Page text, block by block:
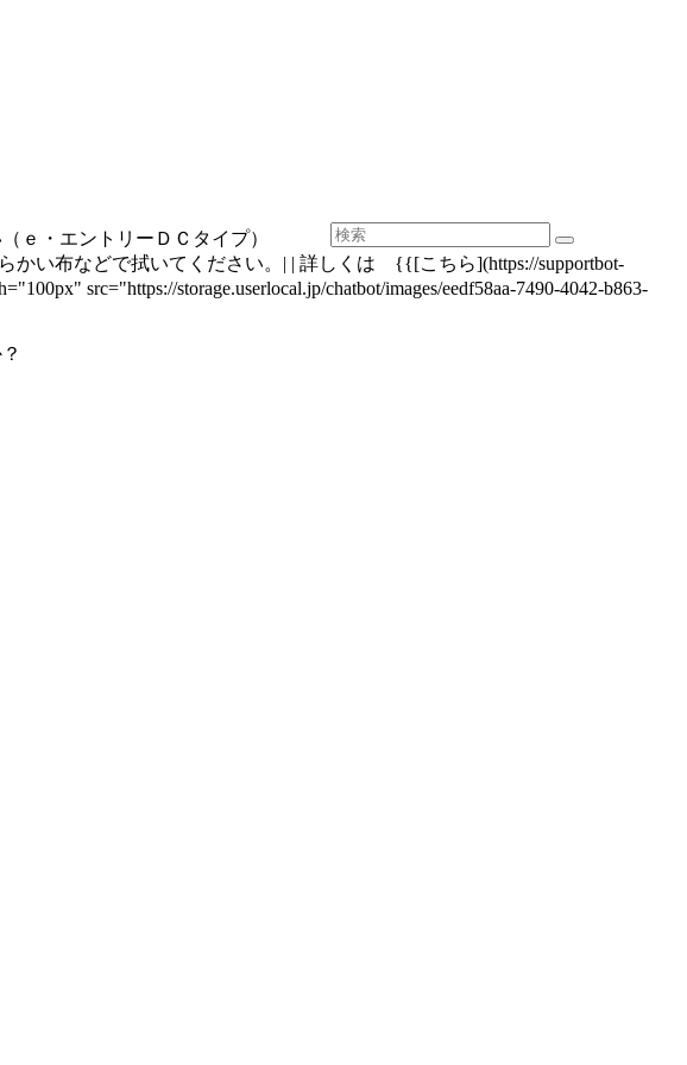
ｅ・エントリーＤＣタイプ）
かい布などで拭いてください。| | 詳しくは {{[こちら](https://supportbot-
src="https://storage.userlocal.jp/chatbot/images/eedf58aa-7490-4042-b863-